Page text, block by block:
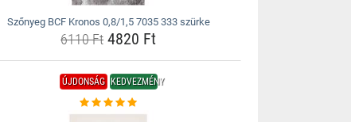
Szőnyeg BCF Kronos 0,8/1,5 7035 333 szürke
6110 Ft 4820 Ft
ÚJDONSÁG KEDVEZMÉNY